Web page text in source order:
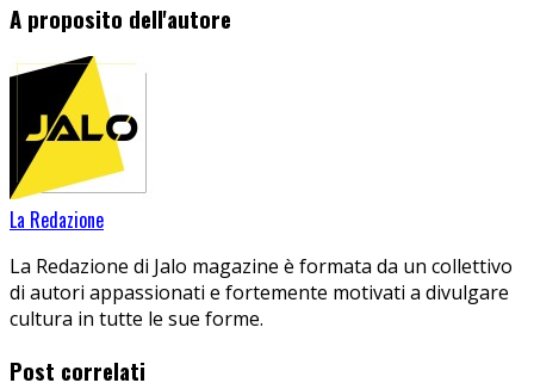
A proposito dell'autore
La Redazione
La Redazione di Jalo magazine è formata da un collettivo
di autori appassionati e fortemente motivati a divulgare
cultura in tutte le sue forme.
Post correlati